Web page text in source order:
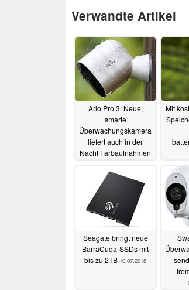
Verwandte Artikel
Arlo Pro 3: Neue,
smarte
Überwachungskamera
liefert auch in der
Nacht Farbaufnahmen
Mit
vor
Seagate bringt neue
BarraCuda-SSDs mit
bis zu 2TB 10.07.2018